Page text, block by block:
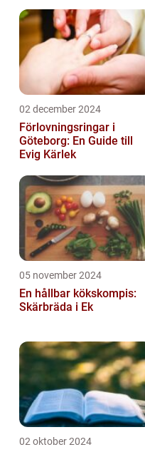
02 december 2024
Förlovningsringar i
Göteborg: En Guide till
Evig Kärlek
05 november 2024
En hållbar kökskompis:
Skärbräda i Ek
02 oktober 2024